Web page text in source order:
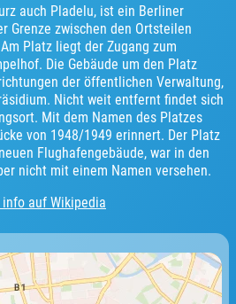
auch Pladelu, ist ein Berliner
Grenze zwischen den Ortsteilen
Platz liegt der Zugang zum
Die Gebäude um den Platz
der öffentlichen Verwaltung,
Nicht weit entfernt findet sich
Mit dem Namen des Platzes
von 1948/1949 erinnert. Der Platz
Flughafengebäude, war in den
nicht mit einem Namen versehen.
info auf Wikipedia